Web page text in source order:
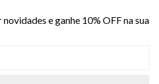
e ganhe 10% OFF na sua